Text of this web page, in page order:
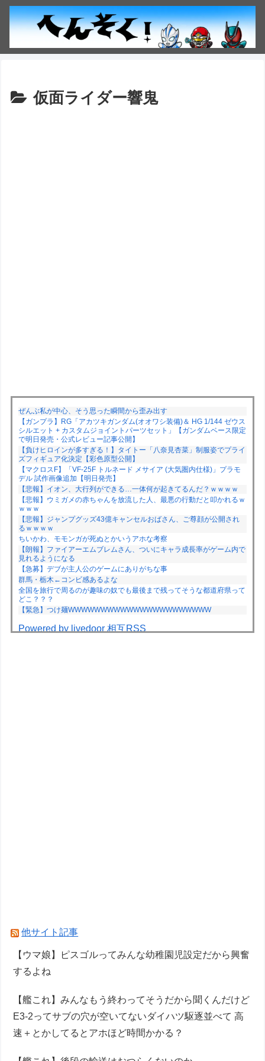
仮面ライダー響鬼
ぜんぶ私が中心、そう思った瞬間から歪み出す
【ガンプラ】RG「アカツキガンダム(オオワシ装備)＆ HG 1/144 ゼウス
シルエット + カスタムジョイントパーツセット」【ガンダムベース限定
で明日発売・公式レビュー記事公開】
【負けヒロインが多すぎる！】タイトー「八奈見杏菜」制服姿でプライ
ズフィギュア化決定【彩色原型公開】
【マクロスF】「VF-25F トルネード メサイア (大気圏内仕様)」プラモ
デル 試作画像追加【明日発売】
【悲報】イオン、大行列ができる…一体何が起きてるんだ？ｗｗｗｗ
【悲報】ウミガメの赤ちゃんを放流した人、最悪の行動だと叩かれるｗ
ｗｗｗ
【悲報】ジャンプグッズ43億キャンセルおばさん、ご尊顔が公開され
るｗｗｗｗ
ちいかわ、モモンガが死ぬとかいうアホな考察
【朗報】ファイアーエムブレムさん、ついにキャラ成長率がゲーム内で
見れるようになる
【急募】デブが主人公のゲームにありがちな事
群馬・栃木←コンビ感あるよな
全国を旅行で周るのが趣味の奴でも最後まで残ってそうな都道府県って
どこ？？？
【緊急】つけ麺WWWWWWWWWWWWWWWWWWWWWW
Powered by livedoor 相互RSS
他サイト記事
【ウマ娘】ピスゴルってみんな幼稚園児設定だから興奮
するよね
【艦これ】みんなもう終わってそうだから聞くんだけど
E3-2ってサブの穴が空いてないダイハツ駆逐並べて 高
速＋とかしてるとアホほど時間かかる？